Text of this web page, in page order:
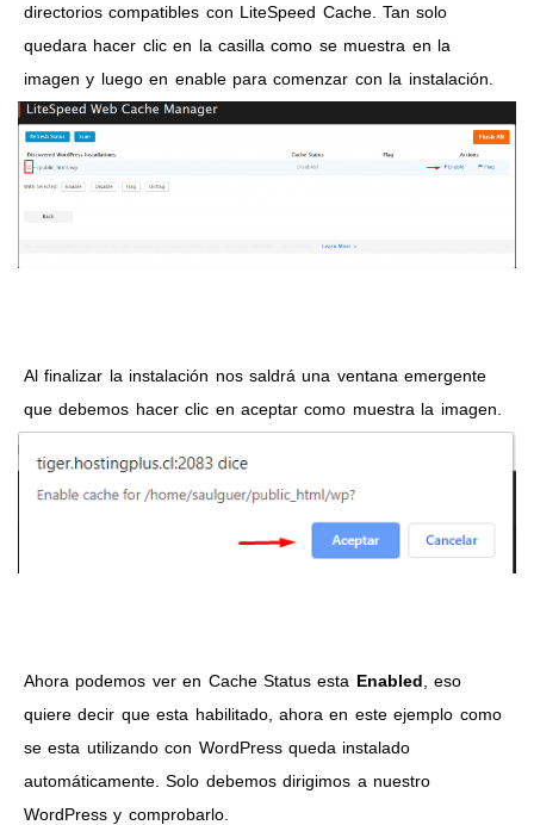
directorios compatibles con LiteSpeed Cache. Tan solo
quedara hacer clic en la casilla como se muestra en la
imagen y luego en enable para comenzar con la instalación.
Al finalizar la instalación nos saldrá una ventana emergente
que debemos hacer clic en aceptar como muestra la imagen.
Ahora podemos ver en Cache Status esta Enabled , eso
quiere decir que esta habilitado, ahora en este ejemplo como
se esta utilizando con WordPress queda instalado
automáticamente. Solo debemos dirigimos a nuestro
WordPress y comprobarlo.